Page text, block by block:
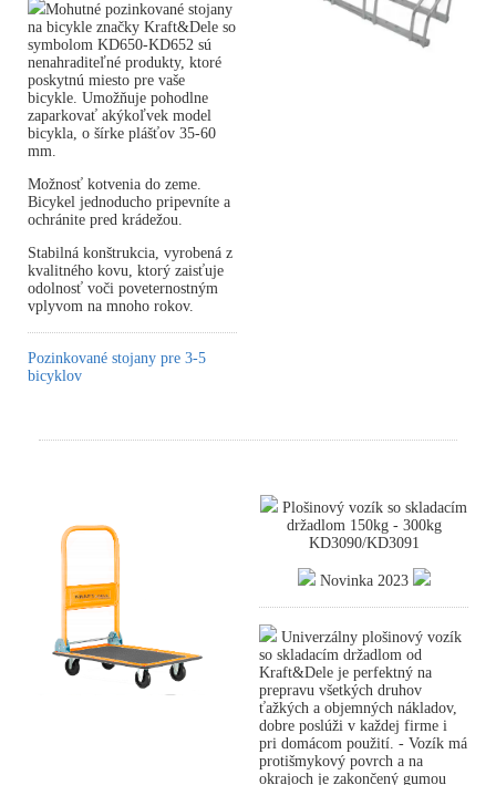
Mohutné pozinkované stojany
na bicykle značky Kraft&Dele so
symbolom KD650-KD652 sú
nenahraditeľné produkty, ktoré
poskytnú miesto pre vaše
bicykle. Umožňuje pohodlne
zaparkovať akýkoľvek model
bicykla, o šírke plášťov 35-60
mm.
Možnosť kotvenia do zeme.
Bicykel jednoducho pripevníte a
ochránite pred krádežou.
Stabilná konštrukcia, vyrobená z
kvalitného kovu, ktorý zaisťuje
odolnosť voči poveternostným
vplyvom na mnoho rokov.
Pozinkované stojany pre 3-5
bicyklov
Plošinový vozík so skladacím
držadlom 150kg - 300kg
KD3090/KD3091
Novinka 2023
Univerzálny plošinový vozík
so skladacím držadlom od
Kraft&Dele je perfektný na
prepravu všetkých druhov
ťažkých a objemných nákladov,
dobre poslúži v každej firme i
pri domácom použití. - Vozík má
protišmykový povrch a na
okrajoch je zakončený gumou